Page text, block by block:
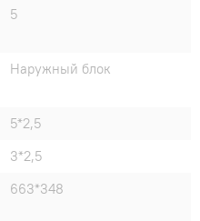
5
Наружный блок
5*2,5
3*2,5
663*348